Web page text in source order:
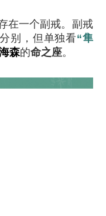
在一个副戒。副戒
别，但单独看“隼
森的命之座。